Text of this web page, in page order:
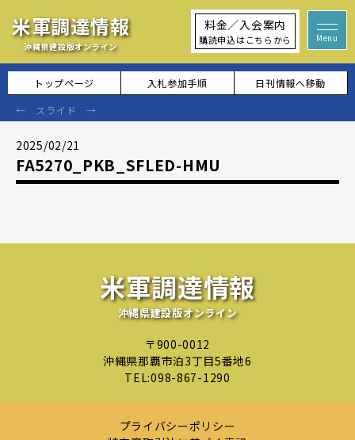
米軍調達情報
沖縄県建設版オンライン
料金／入会案内
購読申込はこちらから
トップページ 入札参加手順 日刊情報へ移動
2025/02/21
FA5270_PKB_SFLED-HMU
米軍調達情報
沖縄県建設版オンライン
〒900-0012
沖縄県那覇市泊3丁目5番地6
TEL:098-867-1290
プライバシーポリシー